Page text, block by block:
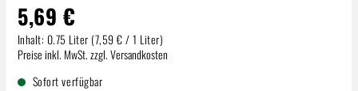
5,69 €
Inhalt: 0.75 Liter (7,59 € / 1 Liter)
Regulärer Preis:
Preise inkl. MwSt. zzgl. Versandkosten
Sofort verfügbar